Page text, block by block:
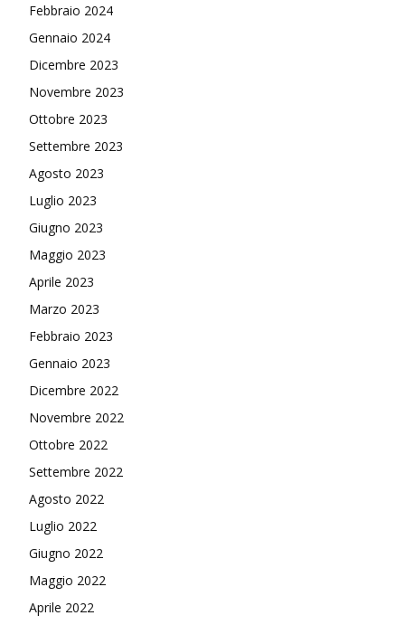
Febbraio 2024
Gennaio 2024
Dicembre 2023
Novembre 2023
Ottobre 2023
Settembre 2023
Agosto 2023
Luglio 2023
Giugno 2023
Maggio 2023
Aprile 2023
Marzo 2023
Febbraio 2023
Gennaio 2023
Dicembre 2022
Novembre 2022
Ottobre 2022
Settembre 2022
Agosto 2022
Luglio 2022
Giugno 2022
Maggio 2022
Aprile 2022